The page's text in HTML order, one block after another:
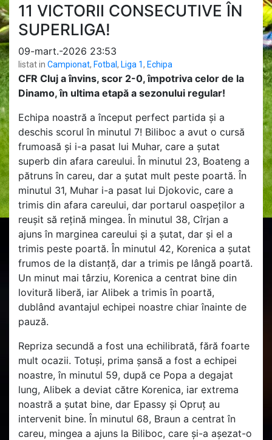
11 VICTORII CONSECUTIVE ÎN
SUPERLIGA!
09-mart.-2026 23:53
listat in Campionat, Fotbal , Liga 1, Echipa
CFR Cluj a învins, scor 2-0, împotriva celor de la
Dinamo, în ultima etapă a sezonului regular!
Echipa noastră a început perfect partida și a
deschis scorul în minutul 7! Biliboc a avut o cursă
frumoasă și i-a pasat lui Muhar, care a șutat
superb din afara careului. În minutul 23, Boateng a
pătruns în careu, dar a șutat mult peste poartă. În
minutul 31, Muhar i-a pasat lui Djokovic, care a
trimis din afara careului, dar portarul oaspeților a
reușit să rețină mingea. În minutul 38, Cîrjan a
ajuns în marginea careului și a șutat, dar și el a
trimis peste poartă. În minutul 42, Korenica a șutat
frumos de la distanță, dar a trimis pe lângă poartă.
Un minut mai târziu, Korenica a centrat bine din
lovitură liberă, iar Alibek a trimis în poartă,
dublând avantajul echipei noastre chiar înainte de
pauză.
Repriza secundă a fost una echilibrată, fără foarte
mult ocazii. Totuși, prima șansă a fost a echipei
noastre, în minutul 59, după ce Popa a degajat
lung, Alibek a deviat către Korenica, iar extrema
noastră a șutat bine, dar Epassy și Opruț au
intervenit bine. În minutul 68, Braun a centrat în
careu, mingea a ajuns la Biliboc, care și-a așezat-o